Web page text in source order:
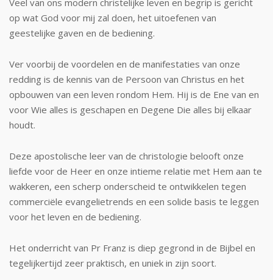
Veel van ons modern christelijke leven en begrip is gericht
op wat God voor mij zal doen, het uitoefenen van
geestelijke gaven en de bediening.
Ver voorbij de voordelen en de manifestaties van onze
redding is de kennis van de Persoon van Christus en het
opbouwen van een leven rondom Hem. Hij is de Ene van en
voor Wie alles is geschapen en Degene Die alles bij elkaar
houdt.
Deze apostolische leer van de christologie belooft onze
liefde voor de Heer en onze intieme relatie met Hem aan te
wakkeren, een scherp onderscheid te ontwikkelen tegen
commerciële evangelietrends en een solide basis te leggen
voor het leven en de bediening.
Het onderricht van Pr Franz is diep gegrond in de Bijbel en
tegelijkertijd zeer praktisch, en uniek in zijn soort.